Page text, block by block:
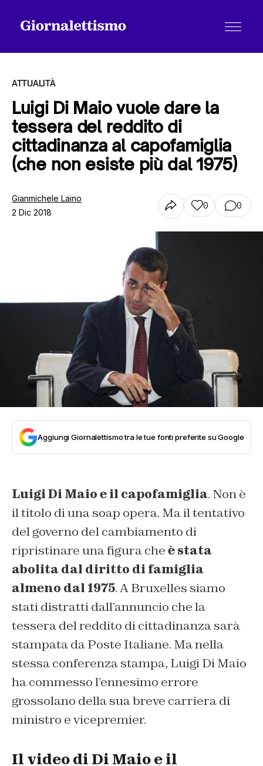
Tutti gli articoli
ATTUALITÀ
Luigi Di Maio vuole dare la
tessera del reddito di
cittadinanza al capofamiglia
(che non esiste più dal 1975)
Gianmichele Laino
2 Dic 2018
0 0
Aggiungi Giornalettismo tra le tue fonti preferite su Google
Luigi Di Maio e il capofamiglia. Non è
il titolo di una soap opera. Ma il tentativo
del governo del cambiamento di
ripristinare una figura cheè stata
abolita dal diritto di famiglia
almeno dal 1975. A Bruxelles siamo
stati distratti dall’annuncio che la
tessera del reddito di cittadinanza sarà
stampata da Poste Italiane. Ma nella
stessa conferenza stampa, Luigi Di Maio
ha commesso l’ennesimo errore
grossolano della sua breve carriera di
ministro e vicepremier.
Il video di Di Maio e il